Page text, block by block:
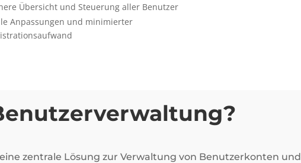
Übersicht und Steuerung aller Benutzer
Anpassungen und minimierter
zentrale Lösung zur Verwaltung von Benutzerkonten und